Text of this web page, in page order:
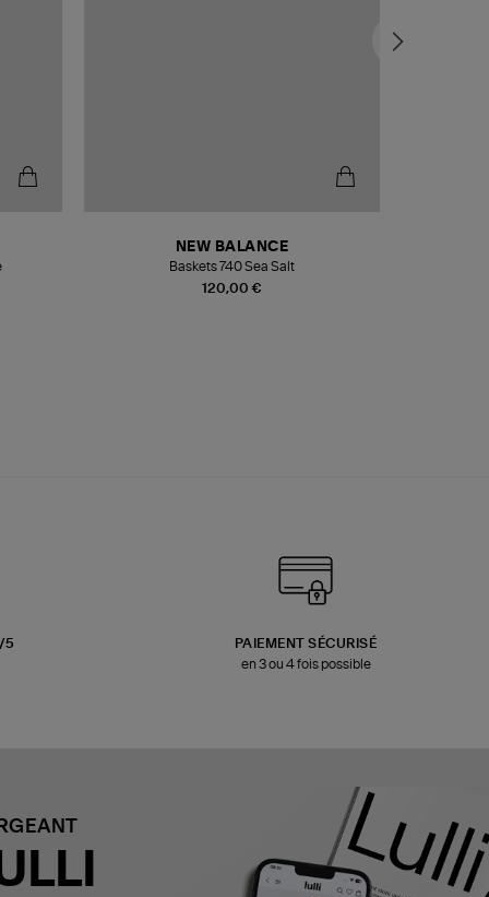
120,00 €
NEW BALANCE
Baskets 740 Sea Salt
5
PAIEMENT SÉCURISÉ
en 3 ou 4 fois possible